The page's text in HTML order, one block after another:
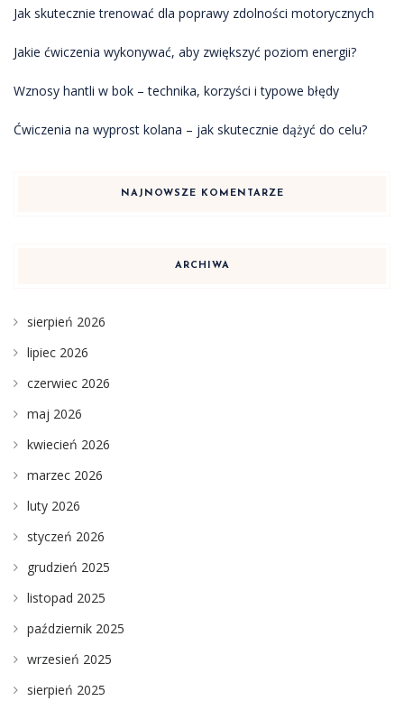
Jak skutecznie trenować dla poprawy zdolności motorycznych
Jakie ćwiczenia wykonywać, aby zwiększyć poziom energii?
Wznosy hantli w bok – technika, korzyści i typowe błędy
Ćwiczenia na wyprost kolana – jak skutecznie dążyć do celu?
NAJNOWSZE KOMENTARZE
ARCHIWA
sierpień 2026
lipiec 2026
czerwiec 2026
maj 2026
kwiecień 2026
marzec 2026
luty 2026
styczeń 2026
grudzień 2025
listopad 2025
październik 2025
wrzesień 2025
sierpień 2025